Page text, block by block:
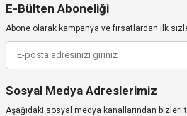
E-Bülten Aboneliği
Abone olarak kampanya ve fırsatlardan ilk
Sosyal Medya Adreslerimiz
Aşağıdaki sosyal medya kanallarından bizleri